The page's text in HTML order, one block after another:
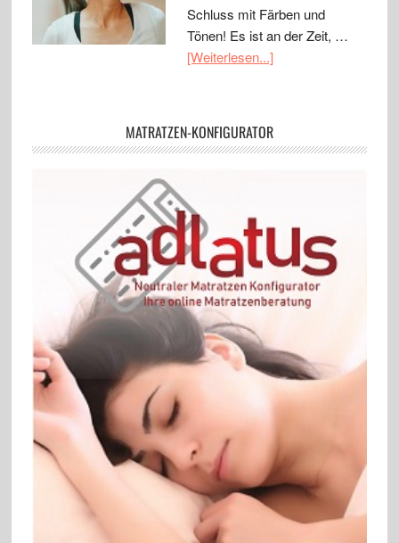
Schluss mit Färben und
Tönen! Es ist an der Zeit, …
[Weiterlesen...]
MATRATZEN-KONFIGURATOR